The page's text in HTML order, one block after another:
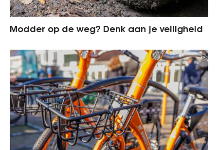
Modder op de weg? Denk aan je veiligheid